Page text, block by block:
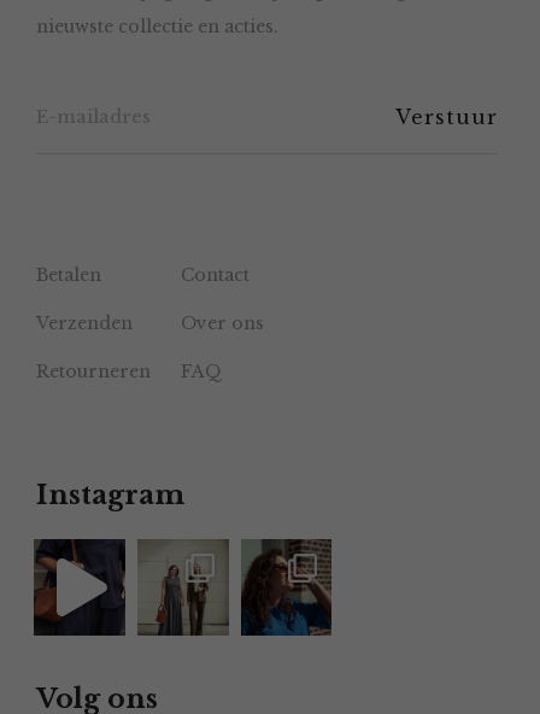
nieuwste collectie en acties.
Betalen Contact
Verzenden Over ons
Retourneren FAQ
Instagram
Volg ons